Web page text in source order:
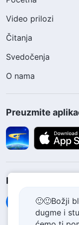
Video prilozi
Čitanja
Svedočenja
O nama
Preuzmite
Pratite nas
🙂🙂Božji
dugme i